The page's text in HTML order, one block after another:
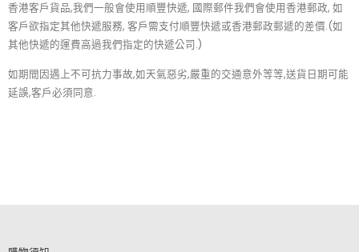
香港客戶貨品,我們一般會使用順豐快遞, 國際郵件我們會使用香港郵政, 如
客戶欲指定其他快遞服務, 客戶需支付順豐快遞或香港郵政郵遞的差價.(如
其他快遞的運費高過我們指定的快遞公司.)
如期間因遇上不可抗力事故,如天氣惡劣,嚴重的交通意外等等,送貨日期可能
延誤,客戶必須同意.